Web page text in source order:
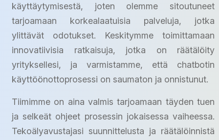
käyttäytymisestä, joten olemme sitoutuneet
tarjoamaan korkealaatuisia palveluja, jotka
ylittävät odotukset. Keskitymme toimittamaan
innovatiivisia ratkaisuja, jotka on räätälöity
yrityksellesi, ja varmistamme, että chatbotin
käyttöönottoprosessi on saumaton ja onnistunut.
Tiimimme on aina valmis tarjoamaan täyden tuen
ja selkeät ohjeet prosessin jokaisessa vaiheessa.
Tekoälyavustajasi suunnittelusta ja räätälöinnistä